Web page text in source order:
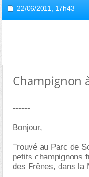
22/06/2011, 17h43
Champignon
------
Bonjour,
Trouvé au Parc de
petits champignons
des Frênes, dans la